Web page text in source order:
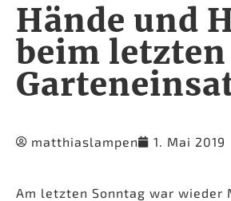
Hände und
beim letzten
matthiaslampen 1. Mai 2019
Am letzten Sonntag war wieder